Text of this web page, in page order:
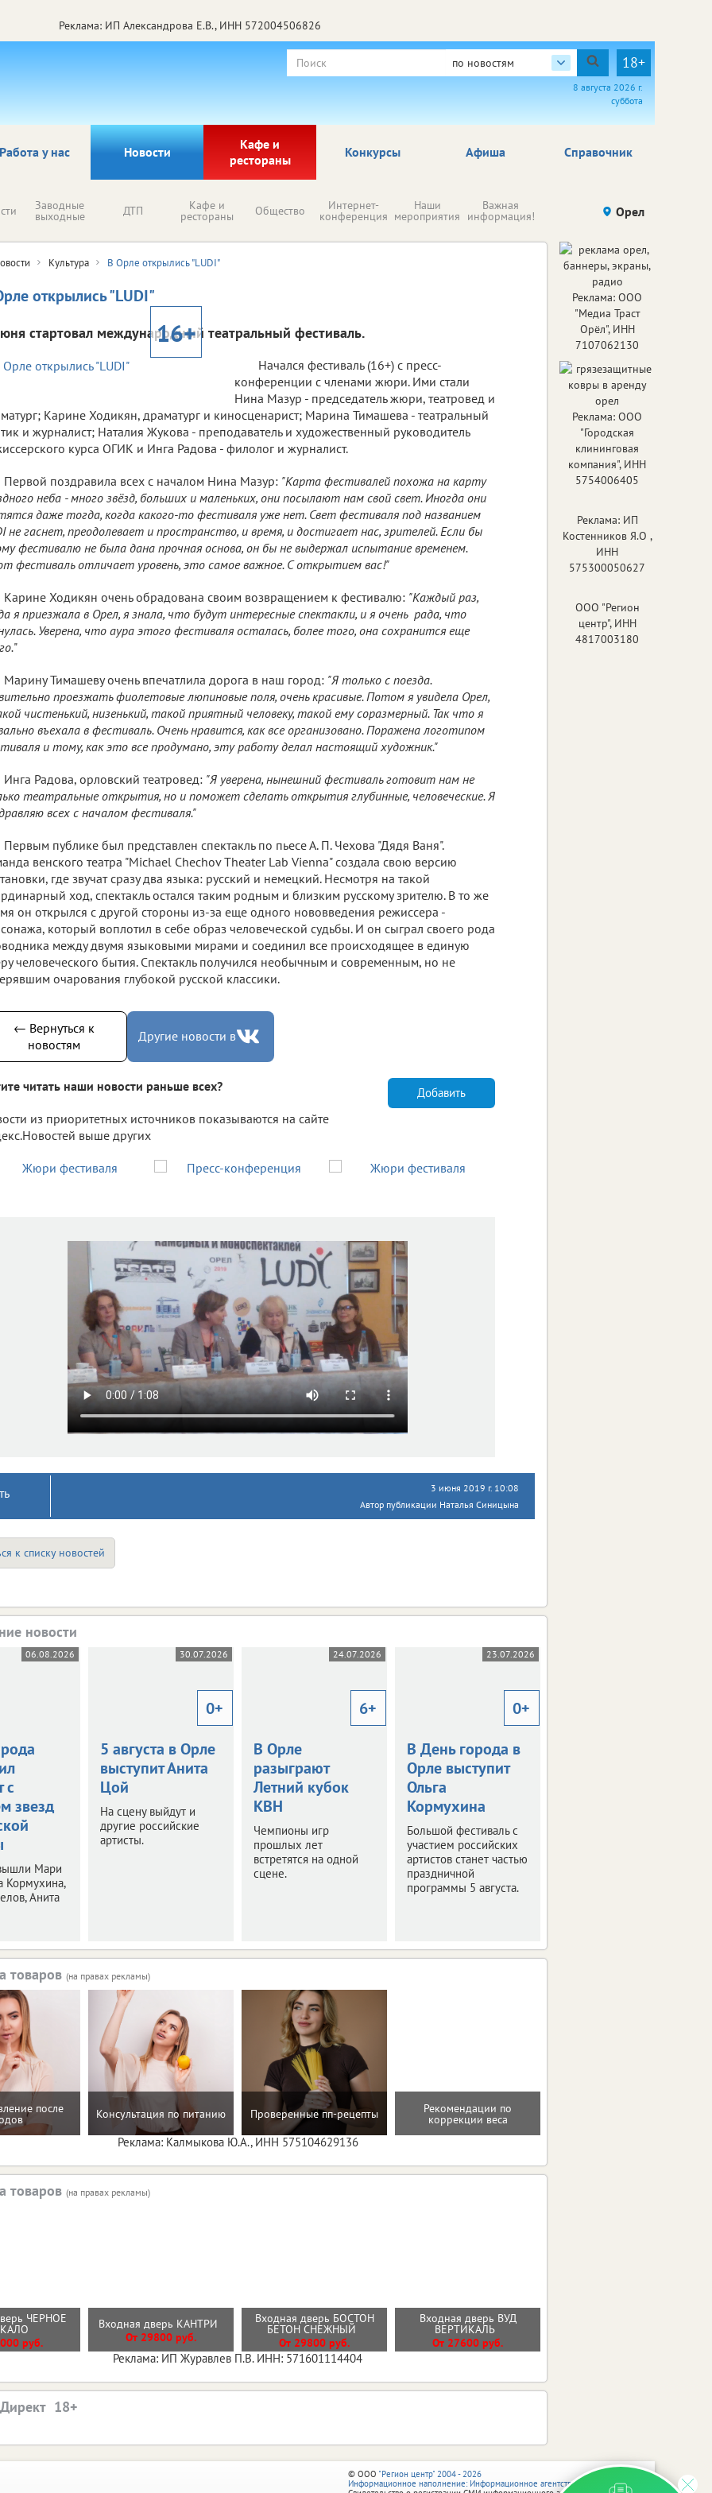
Реклама: ИП Александрова Е.В., ИНН 572004506826
по новостям 18+
8 августа 2026 г.
суббота
Работа у нас Новости
Кафе и
рестораны
Афиша Справочник
Конкурсы
Заводные
выходные ДТП Кафе и
рестораны Общество Интернет-
конференция
Наши
мероприятия
Важная
информация! Происшествия Здоровье
Орел
Культура В Орле открылись "LUDI"
открылись "LUDI"
стартовал международный театральный фестиваль.
16+
Начался фестиваль (16+) с пресс-
конференции с членами жюри. Ими стали
Нина Мазур - председатель жюри, театровед и
Карине Ходикян, драматург и киносценарист; Марина Тимашева - театральный
и журналист; Наталия Жукова - преподаватель и художественный руководитель
курса ОГИК и Инга Радова - филолог и журналист.
Первой поздравила всех с началом Нина Мазур: "Карта фестивалей похожа на карту
неба - много звёзд, больших и маленьких, они посылают нам свой свет. Иногда они
даже тогда, когда какого-то фестиваля уже нет. Свет фестиваля под названием
не гаснет, преодолевает и пространство, и время, и достигает нас, зрителей. Если бы
фестивалю не была дана прочная основа, он бы не выдержал испытание временем.
фестиваль отличает уровень, это самое важное. С открытием вас!"
Карине Ходикян очень обрадована своим возвращением к фестивалю: "Каждый раз,
я приезжала в Орел, я знала, что будут интересные спектакли, и я очень рада, что
Уверена, что аура этого фестиваля осталась, более того, она сохранится еще
"
Марину Тимашеву очень впечатлила дорога в наш город: "Я только с поезда.
проезжать фиолетовые люпиновые поля, очень красивые. Потом я увидела Орел,
чистенький, низенький, такой приятный человеку, такой ему соразмерный. Так что я
въехала в фестиваль. Очень нравится, как все организовано. Поражена логотипом
и тому, как это все продумано, эту работу делал настоящий художник."
Инга Радова, орловский театровед: "Я уверена, нынешний фестиваль готовит нам не
театральные открытия, но и поможет сделать открытия глубинные, человеческие. Я
всех с началом фестиваля."
Первым публике был представлен спектакль по пьесе А. П. Чехова "Дядя Ваня".
венского театра "Michael Chechov Theater Lab Vienna" создала свою версию
где звучат сразу два языка: русский и немецкий. Несмотря на такой
ход, спектакль остался таким родным и близким русскому зрителю. В то же
он открылся с другой стороны из-за еще одного нововведения режиссера -
который воплотил в себе образ человеческой судьбы. И он сыграл своего рода
между двумя языковыми мирами и соединил все происходящее в единую
человеческого бытия. Спектакль получился необычным и современным, но не
очарования глубокой русской классики.
← Вернуться к
новостям
Другие новости в
читать наши новости раньше всех?
из приоритетных источников показываются на сайте
выше других
Добавить
3 июня 2019 г. 10:08
Автор публикации Наталья Синицына
к списку новостей
новости
06.08.2026
с
звезд
Мари
Кормухина,
Анита
30.07.2026
0+
5 августа в Орле
выступит Анита
Цой
На сцену выйдут и
другие российские
артисты.
24.07.2026
6+
В Орле
разыграют
Летний кубок
КВН
Чемпионы игр
прошлых лет
встретятся на одной
сцене.
23.07.2026
0+
В День города в
Орле выступит
Ольга
Кормухина
Большой фестиваль с
участием российских
артистов станет частью
праздничной
программы 5 августа.
товаров (на правах рекламы)
после Консультация по питанию Проверенные пп-рецепты Рекомендации по
коррекции веса
Реклама: Калмыкова Ю.А., ИНН 575104629136
товаров (на правах рекламы)
ЧЕРНОЕ
руб.
Входная дверь КАНТРИ
От 29800 руб.
Входная дверь БОСТОН
БЕТОН СНЕЖНЫЙ
От 29800 руб.
Входная дверь ВУД
ВЕРТИКАЛЬ
От 27600 руб.
Реклама: ИП Журавлев П.В. ИНН: 571601114404
Реклама: ООО
"Медиа Траст
Орёл", ИНН
7107062130
Реклама: ООО
"Городская
клининговая
компания", ИНН
5754006405
Реклама: ИП
Костенников Я.О ,
ИНН
575300050627
ООО "Регион
центр", ИНН
4817003180
© ООО "Регион центр" 2004 - 2026
Информационное наполнение: Информационное агентство vRossii.ru